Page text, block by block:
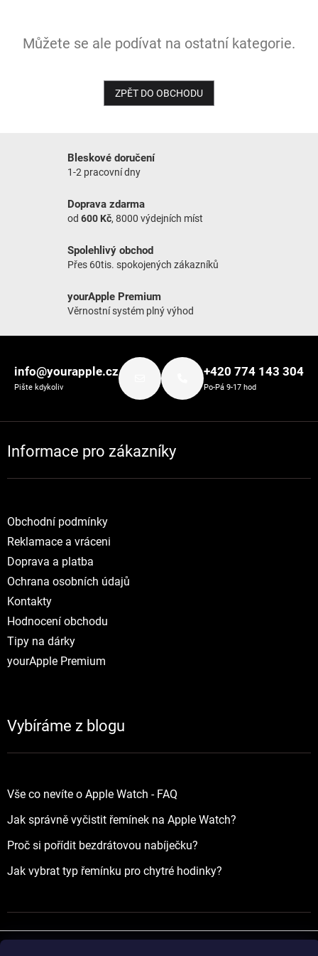
Můžete se ale podívat na ostatní kategorie.
ZPĚT DO OBCHODU
Bleskové doručení
1-2 pracovní dny
Doprava zdarma
od 600 Kč, 8000 výdejních míst
Spolehlivý obchod
Přes 60tis. spokojených zákazníků
yourApple Premium
Věrnostní systém plný výhod
info@yourapple.cz
Pište kdykoliv
+420 774 143 304
Po-Pá 9-17 hod
Informace pro zákazníky
Obchodní podmínky
Reklamace a vráceni
Doprava a platba
Ochrana osobních údajů
Kontakty
Hodnocení obchodu
Tipy na dárky
yourApple Premium
Vybíráme z blogu
Vše co nevíte o Apple Watch - FAQ
Jak správně vyčistit řemínek na Apple Watch?
Proč si pořídit bezdrátovou nabíječku?
Jak vybrat typ řemínku pro chytré hodinky?